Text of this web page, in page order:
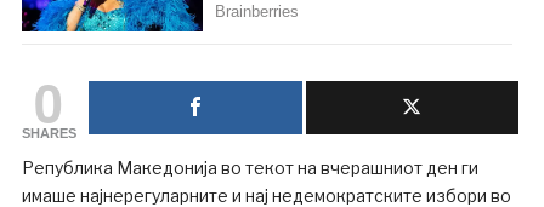
0
SHARES
Република Македонија во текот на вчерашниот ден ги
имаше најнерегуларните и нај недемократските избори во